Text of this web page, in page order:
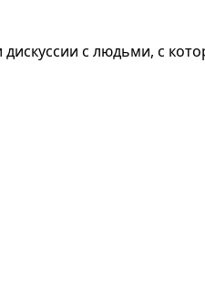
с людьми, с